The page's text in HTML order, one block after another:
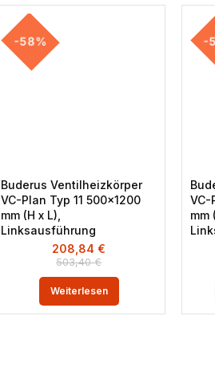
-58%
Buderus Ventilheizkörper
VC-Plan Typ 11 500×1200
mm (H x L),
Linksausführung
503,40€
208,84 €
Weiterlesen
-
VC-
mm